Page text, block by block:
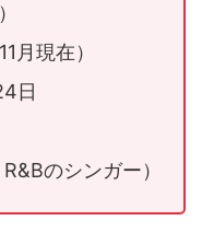
現在）
日
のシンガー）